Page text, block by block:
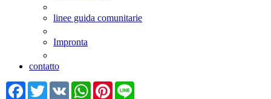
linee guida comunitarie
Impronta
contatto
Facebook
Twitter VK WhatsApp
Pinterest